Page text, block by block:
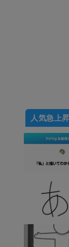
人気急上